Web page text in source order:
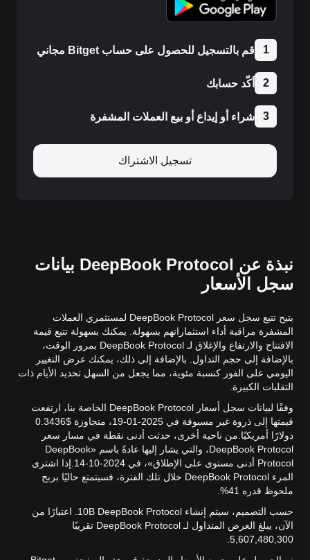
1 قم بالتسجيل للحصول على حساب Bitget مجاني
2 أكّد حسابك
3 شراء أو إيداع أو بيع العملات المشفرة
تسجيل الاشتراك
نبذة عن DeepBook Protocol بيانات
سجل الأسعار
يتيح تتبع سجل سعر DeepBook Protocol لمستثمري العملات
المشفرة مراقبة أداء استثماراتهم بسهولة. يمكنك بسهولة تتبع قيمة
الافتتاح والارتفاع والإغلاق لـ DeepBook Protocol بمرور الوقت،
بالإضافة إلى حجم التداول. بالإضافة إلى ذلك، يمكنك عرض التغيير
اليومي على الفور كنسبة مئوية، مما يجعل من السهل تحديد الأيام ذات
التقلبات الكبيرة.
وفقًا لبيانات سجل أسعار DeepBook Protocol الخاصة بنا، ارتفعت
قيمتها إلى ذروة غير مسبوقة في 2025-01-19، متجاوزة $0.3436
دولارًا أمريكيًا.من ناحية أخرى، حدثت أدنى نقطة في مسار سعر
DeepBook Protocol، والتي يشار إليها عادةً باسم «DeepBook
Protocol أدنى مستوى على الإطلاق»، في 2024-10-14.
إذا اشترى
المرء DeepBook Protocol خلال تلك الفترة، فسيتمتع حاليًا بربح
ملحوظ قدره 41%.
حسب التصميم، سيتم إنشاء 10B DeepBook Protocol. اعتبارًا من
الآن، يبلغ العرض المتداول لـ DeepBook Protocol تقريبًا
5,607,480,300.